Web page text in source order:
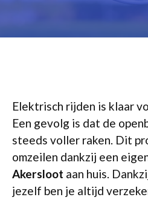
Elektrisch rijden is klaar
Een gevolg is dat de
steeds voller raken. Dit
omzeilen dankzij een
Akersloot aan huis.
jezelf ben je altijd